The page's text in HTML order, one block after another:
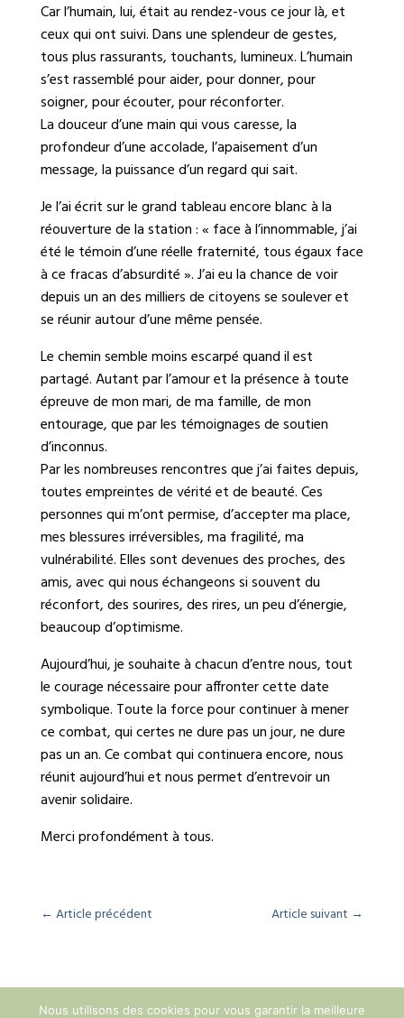
Car l’humain, lui, était au rendez-vous ce jour là, et
ceux qui ont suivi. Dans une splendeur de gestes,
tous plus rassurants, touchants, lumineux. L’humain
s’est rassemblé pour aider, pour donner, pour
soigner, pour écouter, pour réconforter.
La douceur d’une main qui vous caresse, la
profondeur d’une accolade, l’apaisement d’un
message, la puissance d’un regard qui sait.
Je l’ai écrit sur le grand tableau encore blanc à la
réouverture de la station : « face à l’innommable, j’ai
été le témoin d’une réelle fraternité, tous égaux face
à ce fracas d’absurdité ». J’ai eu la chance de voir
depuis un an des milliers de citoyens se soulever et
se réunir autour d’une même pensée.
Le chemin semble moins escarpé quand il est
partagé. Autant par l’amour et la présence à toute
épreuve de mon mari, de ma famille, de mon
entourage, que par les témoignages de soutien
d’inconnus.
Par les nombreuses rencontres que j’ai faites depuis,
toutes empreintes de vérité et de beauté. Ces
personnes qui m’ont permise, d’accepter ma place,
mes blessures irréversibles, ma fragilité, ma
vulnérabilité. Elles sont devenues des proches, des
amis, avec qui nous échangeons si souvent du
réconfort, des sourires, des rires, un peu d’énergie,
beaucoup d’optimisme.
Aujourd’hui, je souhaite à chacun d’entre nous, tout
le courage nécessaire pour affronter cette date
symbolique. Toute la force pour continuer à mener
ce combat, qui certes ne dure pas un jour, ne dure
pas un an. Ce combat qui continuera encore, nous
réunit aujourd’hui et nous permet d’entrevoir un
avenir solidaire.
Merci profondément à tous.
← Article précédent Article suivant →
Nous utilisons des cookies pour vous garantir la meilleure